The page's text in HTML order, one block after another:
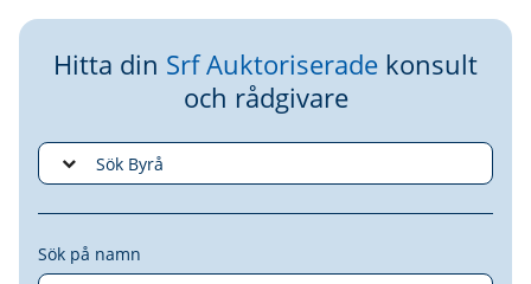
Hitta din Srf Auktoriserade konsult
och rådgivare
Sök på namn